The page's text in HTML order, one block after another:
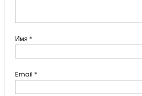
Имя *
Email *